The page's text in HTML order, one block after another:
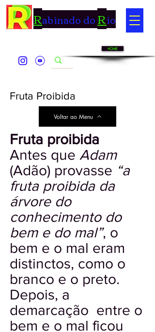
Rabinado doRio
HOME
Fruta Proibida
Voltar ao Menu
Fruta proibida
Antes que Adam
(Adão) provasse “a
fruta proibida da
árvore do
conhecimento do
bem e do mal”, o
bem e o mal eram
distinctos, como o
branco e o preto.
Depois, a
demarcação entre o
bem e o mal ficou